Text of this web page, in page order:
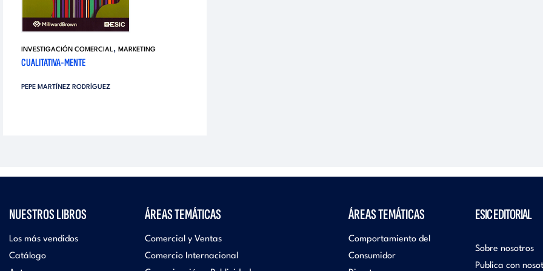
INVESTIGACIÓN COMERCIAL, MARKETING
CUALITATIVA-MENTE
PEPE MARTÍNEZ RODRÍGUEZ
NUESTROS LIBROS
Los más vendidos
Catálogo
ÁREAS TEMÁTICAS
Comercial y Ventas
Comercio Internacional
ÁREAS TEMÁTICAS
Comportamiento del
Consumidor
ESIC EDITORIAL
Sobre nosotros
Publica con